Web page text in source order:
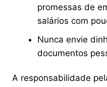
promessas de
salários com
Nunca envie
documentos
A responsabilidade